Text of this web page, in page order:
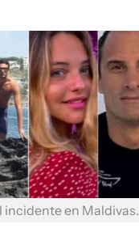
incidente en Maldivas.